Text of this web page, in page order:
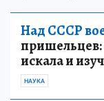
Над СССР
пришельцев:
искала и
НАУКА